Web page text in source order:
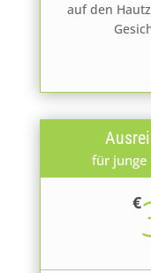
auf den
für junge
€